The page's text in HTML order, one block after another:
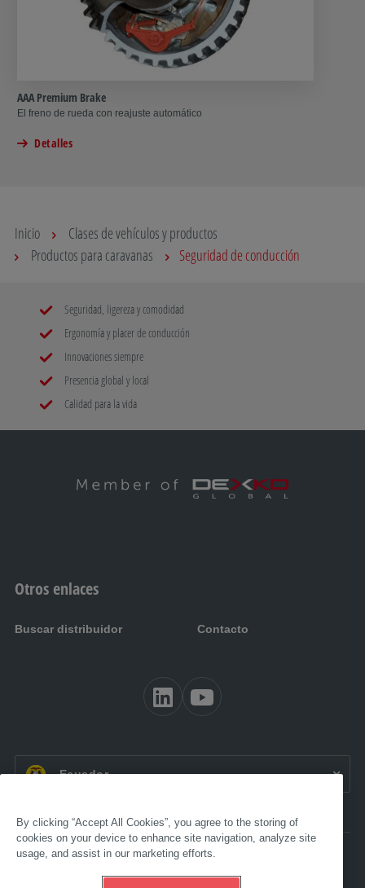
AAA Premium Brake
El freno de rueda con reajuste automático
Detalles
Inicio
Clases de vehículos y productos
Productos para caravanas
Seguridad de conducción
Seguridad, ligereza y comodidad
Ergonomía y placer de conducción
Innovaciones siempre
Presencia global y local
Calidad para la vida
Otros enlaces
Buscar distribuidor Contacto
ES EC:Ecuador
Accesibilidad
Aviso legal
By clicking “Accept All Cookies”, you agree to the storing of
cookies on your device to enhance site navigation, analyze site
usage, and assist in our marketing efforts.